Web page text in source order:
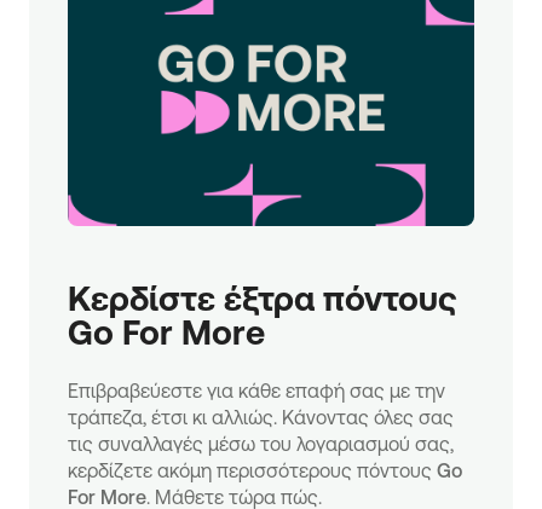
Κερδίστε έξτρα πόντους
Go For More
Επιβραβεύεστε για κάθε επαφή σας με την
τράπεζα, έτσι κι αλλιώς. Κάνοντας όλες σας
τις συναλλαγές μέσω του λογαριασμού σας,
κερδίζετε ακόμη περισσότερους πόντους Go
For More. Μάθετε τώρα πώς.